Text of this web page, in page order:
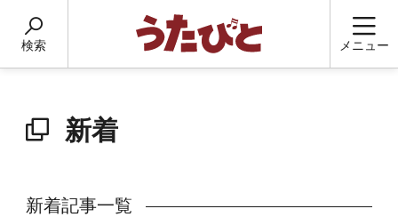
検索 メニュー
新着
新着記事一覧